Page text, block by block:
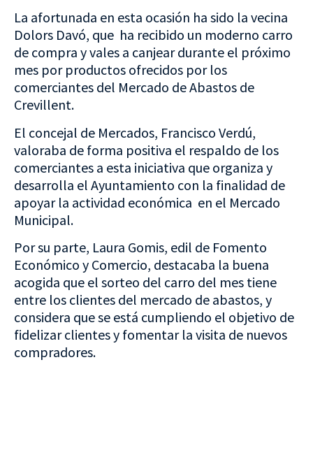
La afortunada en esta ocasión ha sido la vecina
Dolors Davó, que ha recibido un moderno carro
de compra y vales a canjear durante el próximo
mes por productos ofrecidos por los
comerciantes del Mercado de Abastos de
Crevillent.
El concejal de Mercados, Francisco Verdú,
valoraba de forma positiva el respaldo de los
comerciantes a esta iniciativa que organiza y
desarrolla el Ayuntamiento con la finalidad de
apoyar la actividad económica en el Mercado
Municipal.
Por su parte, Laura Gomis, edil de Fomento
Económico y Comercio, destacaba la buena
acogida que el sorteo del carro del mes tiene
entre los clientes del mercado de abastos, y
considera que se está cumpliendo el objetivo de
fidelizar clientes y fomentar la visita de nuevos
compradores.